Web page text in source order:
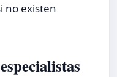
no existen